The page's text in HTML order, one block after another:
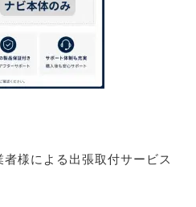
様による出張取付サービス